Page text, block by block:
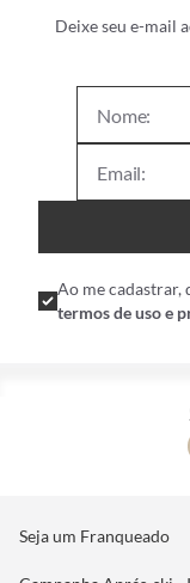
Deixe seu e-mail
Ao me cadastrar,
termos de uso e
Seja um Franqueado